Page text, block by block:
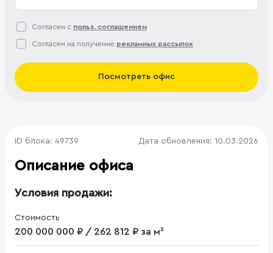
Согласен с польз. соглашением
Согласен на получение рекламных рассылок
Посмотреть офис
ID блока: 49739 Дата обновления: 10.03.2026
Описание офиса
Условия продажи:
Стоимость
200 000 000 ₽ / 262 812 ₽ за м²